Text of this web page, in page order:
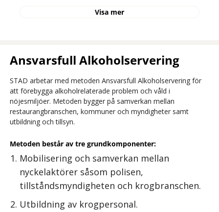
Visa mer
Ansvarsfull Alkoholservering
STAD arbetar med metoden Ansvarsfull Alkoholservering för
att förebygga alkoholrelaterade problem och våld i
nöjesmiljöer. Metoden bygger på samverkan mellan
restaurangbranschen, kommuner och myndigheter samt
utbildning och tillsyn.
Metoden består av tre grundkomponenter:
Mobilisering och samverkan mellan
nyckelaktörer såsom polisen,
tillståndsmyndigheten och krogbranschen.
Utbildning av krogpersonal.